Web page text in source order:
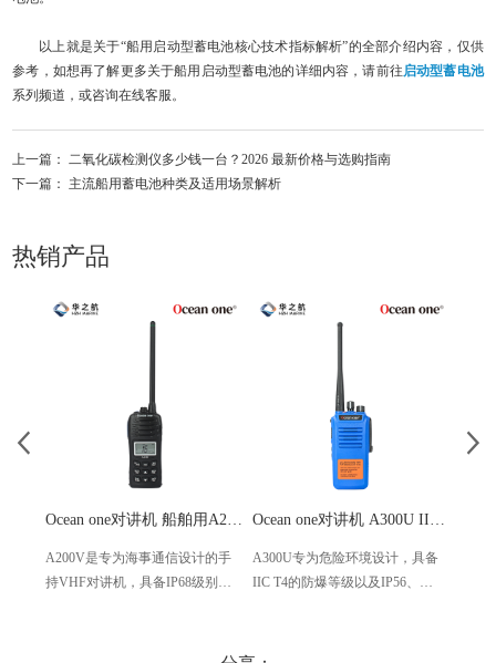
以上就是关于“船用启动型蓄电池核心技术指标解析”的全部介绍内容，仅供
参考，如想再了解更多关于船用启动型蓄电池的详细内容，请前往启动型蓄电池
系列频道，或咨询在线客服。
上一篇：二氧化碳检测仪多少钱一台？2026 最新价格与选购指南
下一篇： 主流船用蓄电池种类及适用场景解析
热销产品
A200V是专为海事通信设计的手
持VHF对讲机，具备IP68级别的
守功能。没有信号或长时间无操
A300U专为危险环境设计，具备
IIC T4的防爆等级以及IP56、
使用